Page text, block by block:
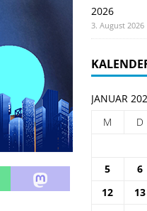
2026
3. August 2026
JANUAR
M
D
5
6
12
13